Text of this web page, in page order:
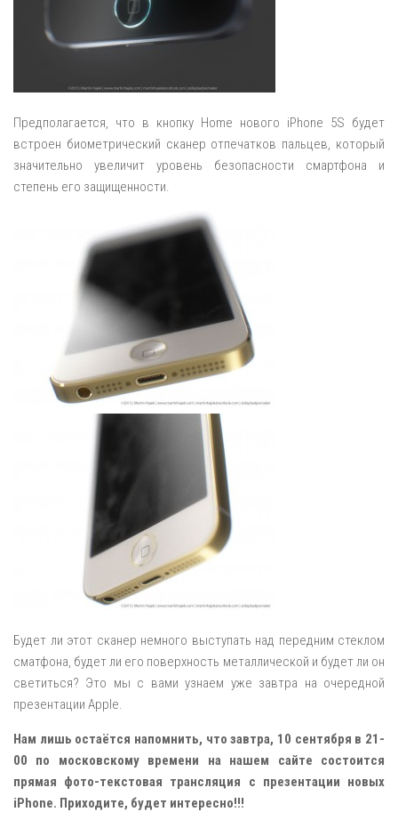
Предполагается, что в кнопку Home нового iPhone 5S будет
встроен биометрический сканер отпечатков пальцев, который
значительно увеличит уровень безопасности смартфона и
степень его защищенности.
Будет ли этот сканер немного выступать над передним стеклом
сматфона, будет ли его поверхность металлической и будет ли он
светиться? Это мы с вами узнаем уже завтра на очередной
презентации Apple.
Нам лишь остаётся напомнить, что завтра, 10 сентября в 21-
00 по московскому времени на нашем сайте состоится
прямая фото-текстовая трансляция с презентации новых
iPhone. Приходите, будет интересно!!!